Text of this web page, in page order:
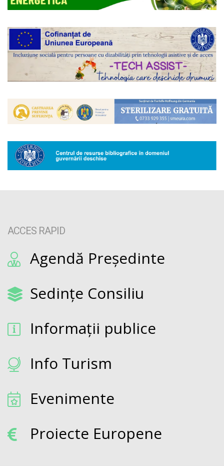
ACCES RAPID
Agendă Președinte
Sedințe Consiliu
Informații publice
Info Turism
Evenimente
Proiecte Europene